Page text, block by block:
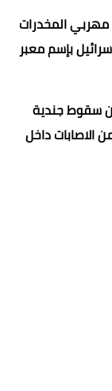
المصرية ألقت القبض على 6 من مهربي المخدرات
بإسم معبر
سقوط جندية
الاصابات داخل